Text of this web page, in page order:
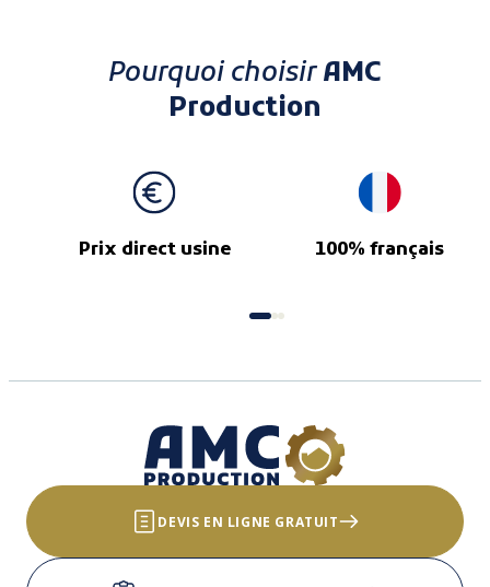
Pourquoi choisirAMC
Production
Prix direct usine 100% français
DEVIS EN LIGNE GRATUIT